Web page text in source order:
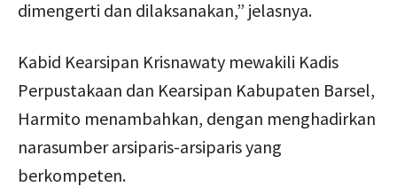
dimengerti dan dilaksanakan,” jelasnya.
Kabid Kearsipan Krisnawaty mewakili Kadis
Perpustakaan dan Kearsipan Kabupaten Barsel,
Harmito menambahkan, dengan menghadirkan
narasumber arsiparis-arsiparis yang
berkompeten.